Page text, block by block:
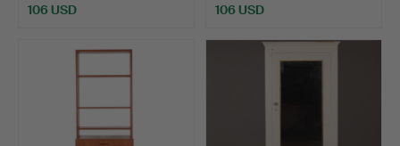
106 USD 106 USD